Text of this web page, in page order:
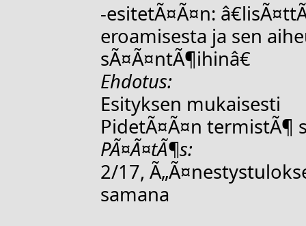
-esitetÃ¤Ã¤n:
eroamisesta ja sen
sÃ¤Ã¤ntÃ¶ihinâ€
Ehdotus:
Esityksen mukaisesti
PidetÃ¤Ã¤n termistÃ¶
PÃ¤Ã¤tÃ¶s:
2/17,
samana